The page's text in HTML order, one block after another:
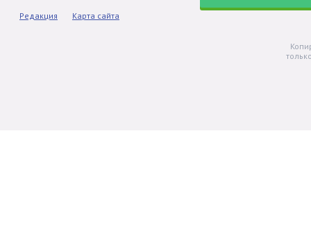
Редакция Карта сайта